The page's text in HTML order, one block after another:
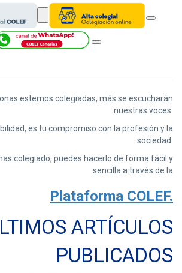
estemos colegiadas, más se escucharán
nuestras voces.
es tu compromiso con la profesión y la
sociedad.
colegiado, puedes hacerlo de forma fácil y
sencilla a través de la
Plataforma COLEF.
ARTÍCULOS
PUBLICADOS